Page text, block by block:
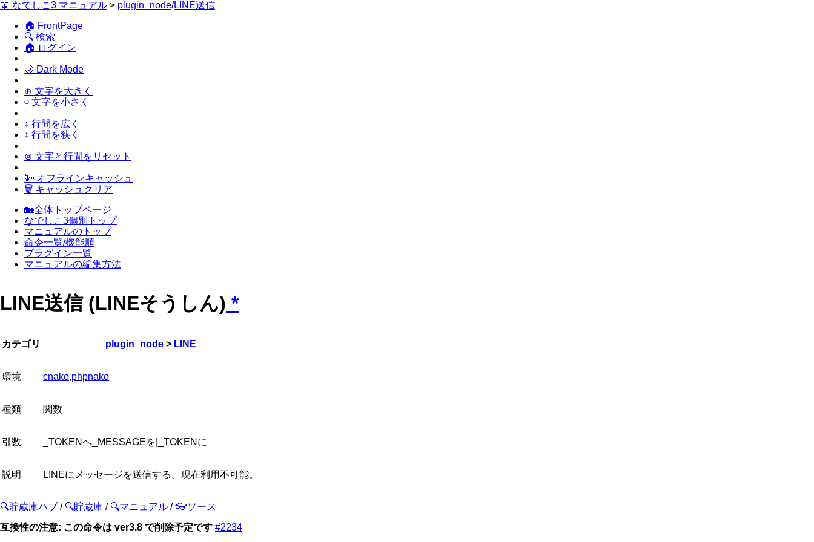
📖 なでしこ3 マニュアル > plugin_node/LINE送信
🏠 FrontPage
🔍 検索
🏠 ログイン
🌙 Dark Mode
⊕ 文字を大きく
⊖ 文字を小さく
↕ 行間を広く
↕ 行間を狭く
⊚ 文字と行間をリセット
📴 オフラインキャッシュ
🗑 キャッシュクリア
🏡全体トップページ
なでしこ3個別トップ
マニュアルのトップ
命令一覧/機能順
プラグイン一覧
マニュアルの編集方法
LINE送信 (LINEそうしん) *
カテゴリ plugin_node > LINE
環境 cnako,phpnako
種類 関数
引数 _TOKENへ_MESSAGEを|_TOKENに
説明 LINEにメッセージを送信する。現在利用不可能。
🔍貯蔵庫ハブ / 🔍貯蔵庫 / 🔍マニュアル /👓ソース
互換性の注意: この命令は ver3.8 で削除予定です #2234